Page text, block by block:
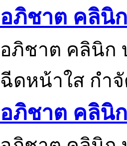
อภิชาต คลินิ
อภิชาต คลินิก
ฉีดหน้าใส กำ
อภิชาต คลินิ